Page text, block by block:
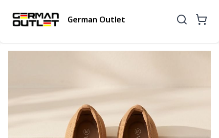
German Outlet